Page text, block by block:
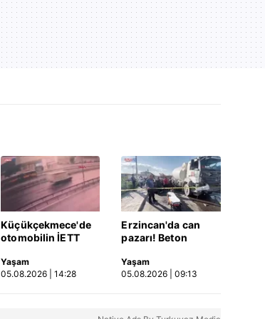
Küçükçekmece'de
otomobilin İETT
kaza kamerada |
Video
Yaşam
05.08.2026 | 14:28
Erzincan'da can
pazarı! Beton
SUV'da anne ve
kızları ağır
Yaşam
05.08.2026 | 09:13